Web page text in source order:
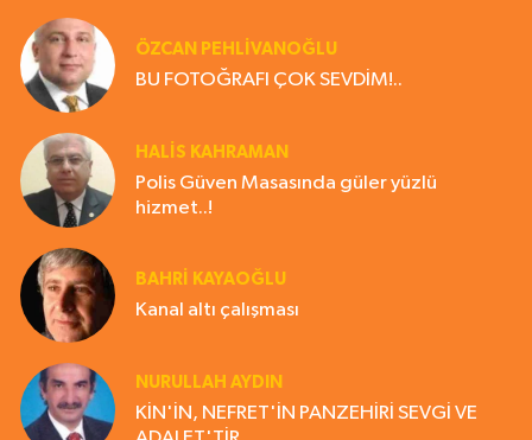
ÖZCAN PEHLİVANOĞLU
BU FOTOĞRAFI ÇOK SEVDİM!..
HALIS KAHRAMAN
Polis Güven Masasında güler yüzlü
hizmet..!
BAHRI KAYAOĞLU
Kanal altı çalışması
NURULLAH AYDIN
KİN'İN, NEFRET'İN PANZEHİRİ SEVGİ VE